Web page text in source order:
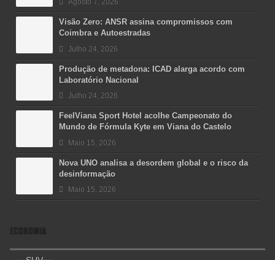
Agosto 7, 2026
Visão Zero: ANSR assina compromissos com
Coimbra e Autoestradas
Julho 24, 2026
Produção de metadona: ICAD alarga acordo com
Laboratório Nacional
Julho 24, 2026
FeelViana Sport Hotel acolhe Campeonato do
Mundo de Fórmula Kyte em Viana do Castelo
Maio 15, 2026
Nova UNO analisa a desordem global e o risco da
desinformação
Maio 15, 2026
ECONOMIA